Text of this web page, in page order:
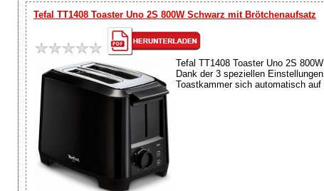
Tefal TT1408 Toaster Uno 2S 800W Schwarz mit Brötchenaufsatz
Tefal TT1408 Toaster Uno 2S
Dank der 3 speziellen
Toastkammer sich automatisch